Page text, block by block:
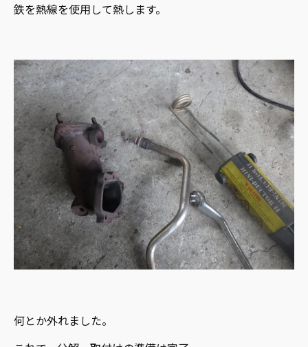
鉄を熱線を使用して熱します。
何とか外れました。